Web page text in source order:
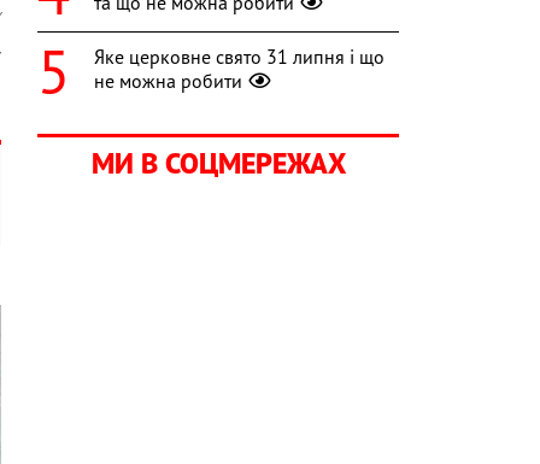
Яке церковне свято 31 липня і що
не можна робити
МИ В СОЦМЕРЕЖАХ